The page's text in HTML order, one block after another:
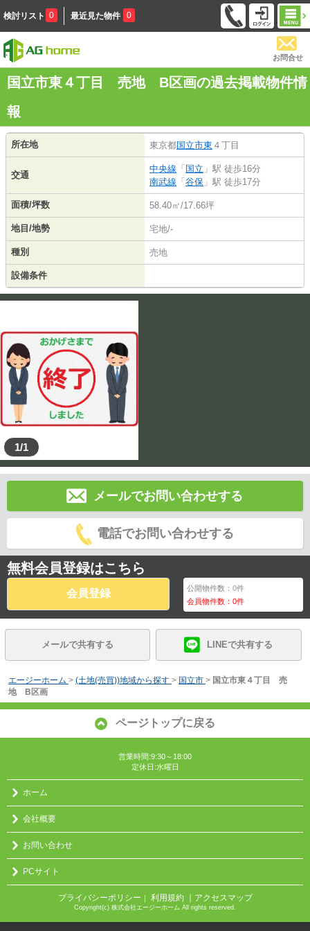
検討リスト 0 最近見た物件 0
お問合せ
国立市東４丁目 売地 B区画の過去掲載物件情
報
所在地 東京都国立市東 ４丁目
交通
中央線 「 国立 」駅 徒歩16分
南武線 「 谷保 」駅 徒歩17分
面積/坪数 58.40㎡/17.66坪
地目/地勢 宅地/-
種別 売地
設備条件
1/1
メールでお問い合わせする
電話でお問い合わせする
無料会員登録はこちら
会員登録 公開物件数：0件
会員物件数：0件
メールで共有する LINEで共有する
エージーホーム > (土地(売買))地域から探す > 国立市 > 国立市東４丁目 売
地 B区画
ページトップに戻る
営業時間:9:30～18:00
定休日:水曜日
ホーム
会社概要
お問い合わせ
PCサイト
プライバシーポリシー ｜ 利用規約 ｜アクセスマップ
Copyright(c) 株式会社エージーホーム All rights reserved.